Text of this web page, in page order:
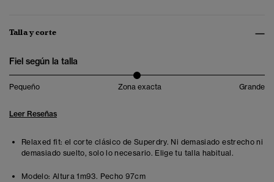
Talla y corte
Fiel según la talla
Pequeño Zona exacta Grande
Leer Reseñas
Relaxed fit: el corte clásico de Superdry. Ni demasiado estrecho ni
demasiado suelto, solo lo necesario. Elige tu talla habitual.
Modelo: Altura 1m93. Pecho 97cm